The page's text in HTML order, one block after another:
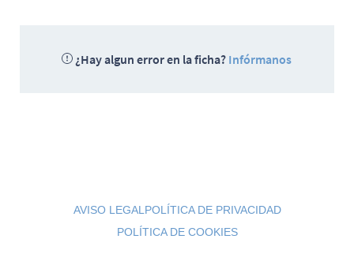
¿Hay algun error en la ficha? Infórmanos
AVISO LEGAL POLÍTICA DE PRIVACIDAD
POLÍTICA DE COOKIES